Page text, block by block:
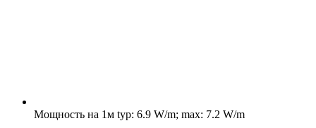
Мощность на 1м typ: 6.9 W/m; max: 7.2 W/m